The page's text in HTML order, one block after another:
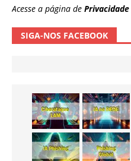
Acesse a página de Privacidade
SIGA-NOS FACEBOOK